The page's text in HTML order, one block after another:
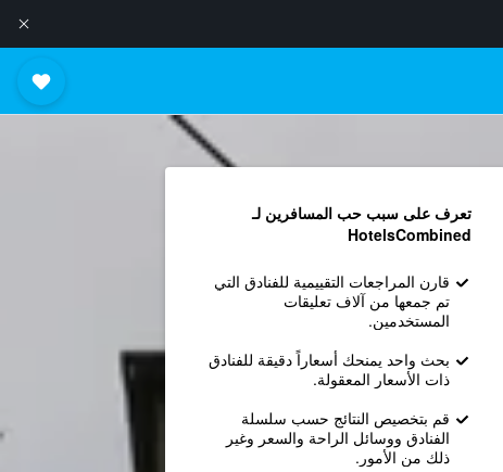
تعرف على سبب حب المسافرين لـ
HotelsCombined
قارن المراجعات التقييمية للفنادق التي
تم جمعها من آلاف تعليقات
المستخدمين.
بحث واحد يمنحك أسعاراً دقيقة للفنادق
ذات الأسعار المعقولة.
قم بتخصيص النتائج حسب سلسلة
الفنادق ووسائل الراحة والسعر وغير
ذلك من الأمور.